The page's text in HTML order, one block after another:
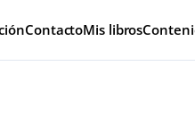
ContactoMis libros